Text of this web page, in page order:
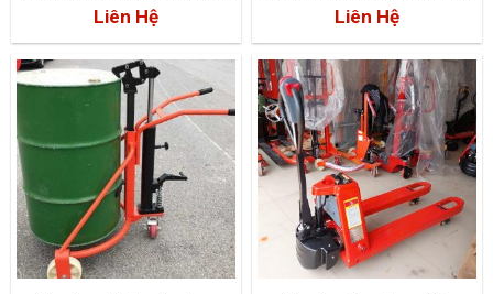
Liên Hệ
CTYA05/13
Liên Hệ